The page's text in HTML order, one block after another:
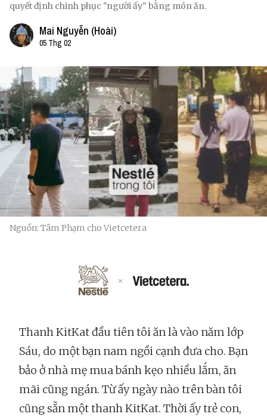
quyết định chinh phục "người ấy" bằng món ăn.
Mai Nguyễn (Hoài)
05 Thg 02
Nguồn: Tâm Phạm cho Vietcetera
Thanh KitKat đầu tiên tôi ăn là vào năm lớp
Sáu, do một bạn nam ngồi cạnh đưa cho. Bạn
bảo ở nhà mẹ mua bánh kẹo nhiều lắm, ăn
mãi cũng ngán. Từ ấy ngày nào trên bàn tôi
cũng sẵn một thanh KitKat. Thời ấy trẻ con,